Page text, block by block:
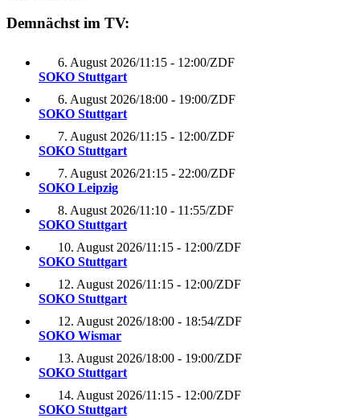
Demnächst im TV:
6. August 2026/11:15 - 12:00/ZDF
SOKO Stuttgart
6. August 2026/18:00 - 19:00/ZDF
SOKO Stuttgart
7. August 2026/11:15 - 12:00/ZDF
SOKO Stuttgart
7. August 2026/21:15 - 22:00/ZDF
SOKO Leipzig
8. August 2026/11:10 - 11:55/ZDF
SOKO Stuttgart
10. August 2026/11:15 - 12:00/ZDF
SOKO Stuttgart
12. August 2026/11:15 - 12:00/ZDF
SOKO Stuttgart
12. August 2026/18:00 - 18:54/ZDF
SOKO Wismar
13. August 2026/18:00 - 19:00/ZDF
SOKO Stuttgart
14. August 2026/11:15 - 12:00/ZDF
SOKO Stuttgart